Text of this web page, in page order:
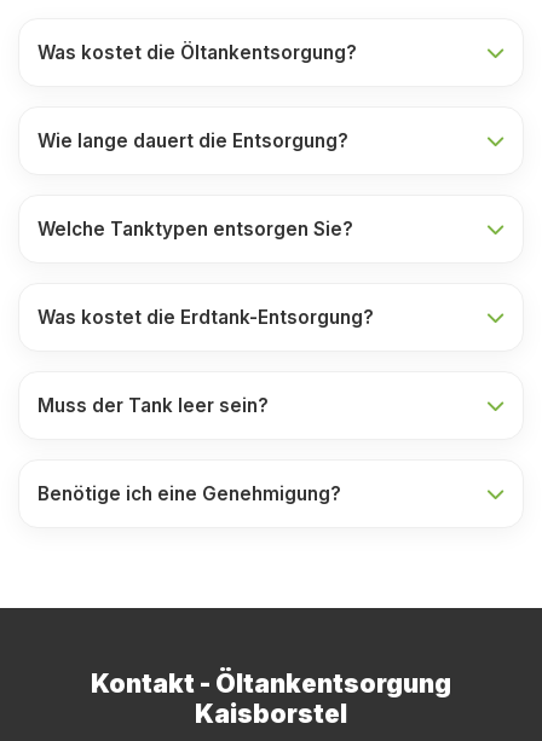
Was kostet die Öltankentsorgung?
Wie lange dauert die Entsorgung?
Welche Tanktypen entsorgen Sie?
Was kostet die Erdtank-Entsorgung?
Muss der Tank leer sein?
Benötige ich eine Genehmigung?
Kontakt - Öltankentsorgung
Kaisborstel